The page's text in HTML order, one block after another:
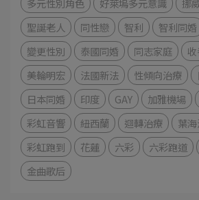
多元性別角色
好萊塢多元意識 挪
聖誕老人
同性戀 智利 智利同婚
變更性別
泰國同婚 同志家庭
美輪明宏
法國新法 性傾向治療
日本同婚
印度 GAY 加雅機場
彩虹音響
紐西蘭 迴轉治療 葉
彩虹跑到
花蓮 六彩 六彩跑道
金曲歌后